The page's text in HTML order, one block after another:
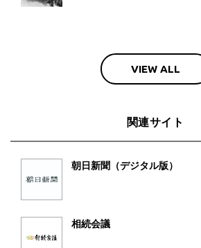
VIEW ALL
関連サイト
朝日新聞（デジタル版）
相続会議